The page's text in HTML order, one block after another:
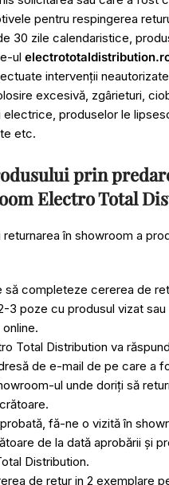
pentru respingerea
30 zile calendaristice,
ul
intervenții
excesivă, zgârieturi,
electrice, produselor le
etc.
prin
Electro Total
în showroom a
să completeze cererea de
3 poze cu produsul vizat sau
Total Distribution va
de e-mail de pe care a
ul unde doriți să
fă-ne o vizită în
de la dată aprobării și
Distribution.
de retur in 2 exemplare